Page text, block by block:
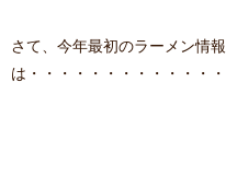
さて、今年最初のラーメン情報
は・・・・・・・・・・・・